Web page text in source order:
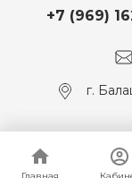
+7 (969)
г.
© 2017-